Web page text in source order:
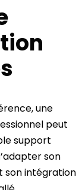
une
peut
support
son
son intégration